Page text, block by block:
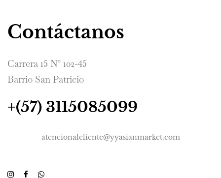
Contáctanos
Carrera 15 N° 102-45
Barrio San Patricio
+(57) 3115085099
atencionalcliente@yyasianmarket.com